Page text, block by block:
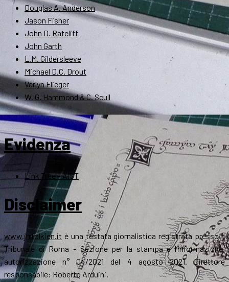
Douglas A. Anderson
Jason Fisher
John D. Rateliff
John Garth
L.M. Gildersleeve
Michael D.C. Drout
Verlyn Flieger
W. G. Hammond & C. Scull
Evidenza
Link Tree – AIST
Disclaimer
www.jrrtolkien.it è una testata giornalistica registrata presso il
Tribunale di Roma - Sezione per la stampa e l’informazione,
autorizzazione n° 04/2021 del 4 agosto 2021. Direttore
responsabile: Roberto Arduini.